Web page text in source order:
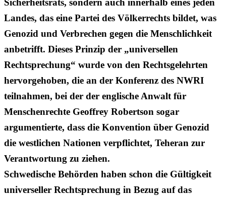
Landes, das eine Partei des Völkerrechts bildet, was
Genozid und Verbrechen gegen die Menschlichkeit
anbetrifft. Dieses Prinzip der „universellen
Rechtsprechung“ wurde von den Rechtsgelehrten
hervorgehoben, die an der Konferenz des NWRI
teilnahmen, bei der der englische Anwalt für
Menschenrechte Geoffrey Robertson sogar
argumentierte, dass die Konvention über Genozid
die westlichen Nationen verpflichtet, Teheran zur
Verantwortung zu ziehen.
Schwedische Behörden haben schon die Gültigkeit
universeller Rechtsprechung in Bezug auf das